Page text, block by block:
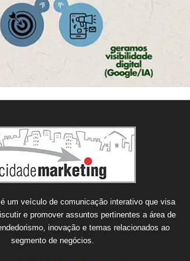
um veículo de comunicação interativo que visa
e promover assuntos pertinentes a área de
inovação e temas relacionados ao
segmento de negócios.